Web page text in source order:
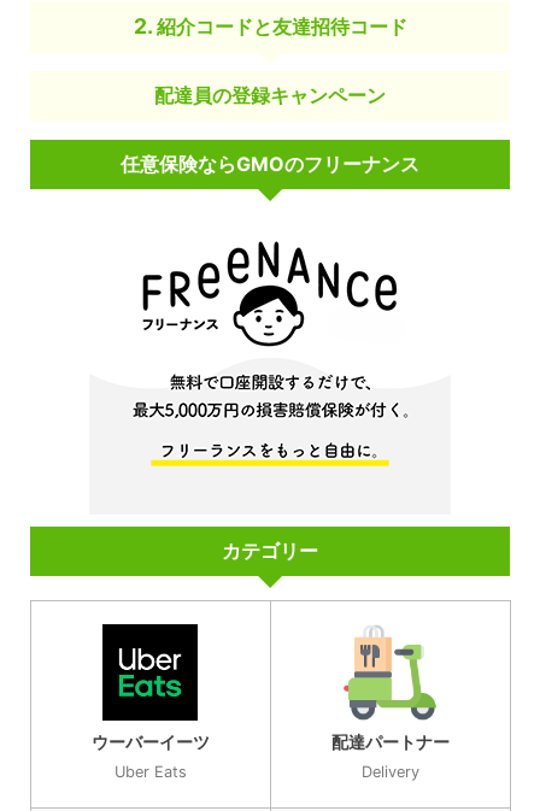
紹介コードと友達招待コード
配達員の登録キャンペーン
任意保険ならGMOのフリーナンス
カテゴリー
ウーバーイーツ
Uber Eats
配達パートナー
Delivery